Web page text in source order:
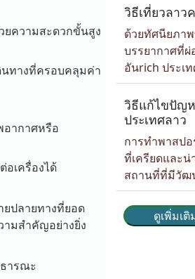
ยความสะดวกขั้นสูง
นทางที่ครอบคลุมค่า
อากาศหรือ
เครื่องได้
ยปลายทางที่ยอด
ามสำคัญอย่างยิ่ง
ารณะ
พื้นฐานด้านกา
เครือข่ายโทร
ตลาด การกร
ของเครือข่าย
ให้บริการโทร
วิธีเที่ยวลาว
ด้วยทัศนียภา
บรรยากาศที่
อันrich ประเ
สำหรับนักเดิ
และความสงบ
ล่องเรือไปตา
ดิ่งสู่ประเพณี
ประสบการณ์
อิเล็กทรอนิก
วิธีแก้ไขปัญ
ประเทศลาว
การทำพาสป
ที่เครียดและน่
สถานที่ที่มีวัฒ
และไม่คุ้นเค
เอกสารสำคัญ
ทาง ซึ่งจะทำ
ดูเพิ่มเติ